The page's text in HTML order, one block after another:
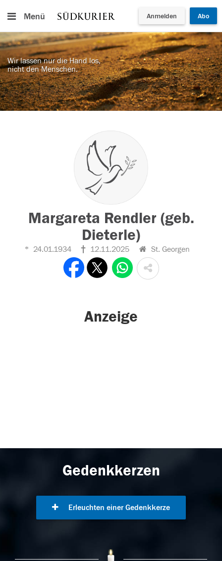
Menü Anmelden Abo
Wir lassen nur die Hand los,
nicht den Menschen.
Margareta Rendler (geb.
Dieterle)
24.01.1934 12.11.2025 St. Georgen
Anzeige
Gedenkkerzen
Erleuchten einer Gedenkkerze